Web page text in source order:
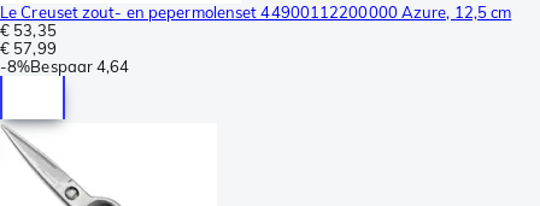
Le Creuset zout- en pepermolenset 44900112200000 Azure, 12,5 cm
€ 53,35
€ 57,99
-8%Bespaar4,64